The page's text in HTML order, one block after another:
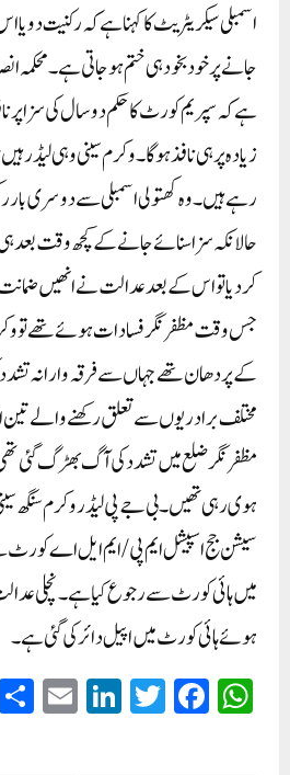
اسمبلی سیکریٹریٹ کا کہنا ہے کہ رکنیت دو
جانے پر خود بخود ہی ختم ہو جاتی ہے۔
ہے کہ سپریم کورٹ کا حکم دو سال کی سزا پر
زیادہ پر ہی نافذ ہوگا۔ وکرم سینی وہی لیڈر
رہے ہیں۔ وہ کھتولی اسمبلی سے دوسری بار
حالانکہ سزا سنائے جانے کے کچھ وقت بعد
کر دیا تو اس کے بعد عدالت نے انھیں
جس وقت مظفرنگر فسادات ہوئے تھے تو
کے پردھان تھے جہاں سے فرقہ وارانہ
مختلف برادریوں سے تعلق رکھنے والے
مظفرنگر ضلع میں تشدد کی آگ بھڑگ گئی
ہوی رہی تھیں۔بی جے پی لیڈر وکرم سنگھ
سیشن جج اسپیشل ایم پی/ایم ایل اے کورٹ
میں ہائی کورٹ سے رجوع کیا ہے۔ نچلی
ہوئے ہائی کورٹ میں اپیل دائر کی گئی ہے۔
W
ha
Fa
ce
T
wi
Li
nk
E
m